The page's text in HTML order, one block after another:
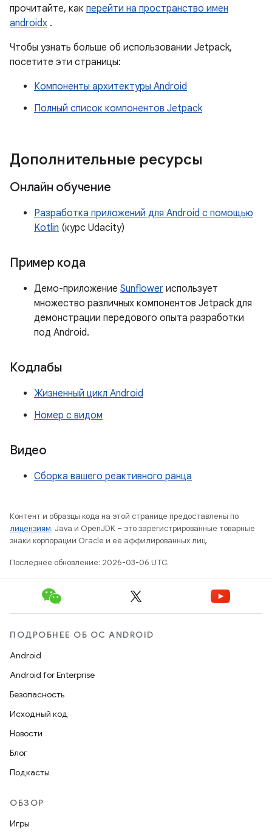
прочитайте, как перейти на пространство имен
androidx .
Чтобы узнать больше об использовании Jetpack,
посетите эти страницы:
Компоненты архитектуры Android
Полный список компонентов Jetpack
Дополнительные ресурсы
Онлайн обучение
Разработка приложений для Android с помощью
Kotlin (курс Udacity)
Пример кода
Демо-приложение Sunflower использует
множество различных компонентов Jetpack для
демонстрации передового опыта разработки
под Android.
Кодлабы
Жизненный цикл Android
Номер с видом
Видео
Сборка вашего реактивного ранца
Контент и образцы кода на этой странице предоставлены по
лицензиям. Java и OpenJDK – это зарегистрированные товарные
знаки корпорации Oracle и ее аффилированных лиц.
Последнее обновление: 2026-03-06 UTC.
ПОДРОБНЕЕ ОБ ОС ANDROID
Android
Android for Enterprise
Безопасность
Исходный код
Новости
Блог
Подкасты
ОБЗОР
Игры